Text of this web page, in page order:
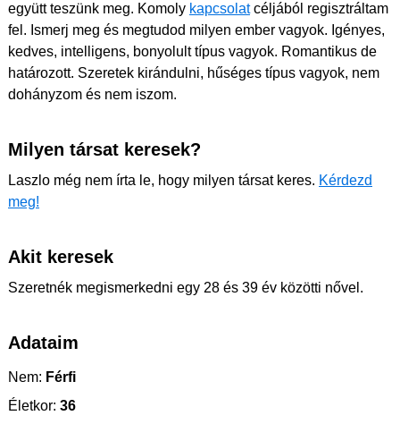
együtt teszünk meg. Komoly kapcsolatcéljából regisztráltam
fel. Ismerj meg és megtudod milyen ember vagyok. Igényes,
kedves, intelligens, bonyolult típus vagyok. Romantikus de
határozott. Szeretek kirándulni, hűséges típus vagyok, nem
dohányzom és nem iszom.
Milyen társat keresek?
Laszlo még nem írta le, hogy milyen társat keres. Kérdezd
meg!
Akit keresek
Szeretnék megismerkedni egy 28 és 39 év közötti nővel.
Adataim
Nem: Férfi
Életkor: 36